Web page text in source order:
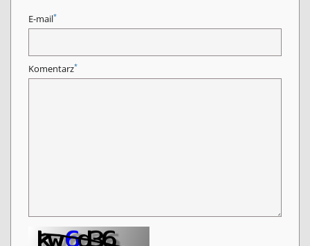
E-mail*
Komentarz*